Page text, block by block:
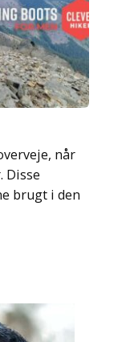
når
Disse
brugt i den